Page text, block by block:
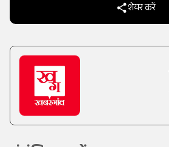
शेयर करें